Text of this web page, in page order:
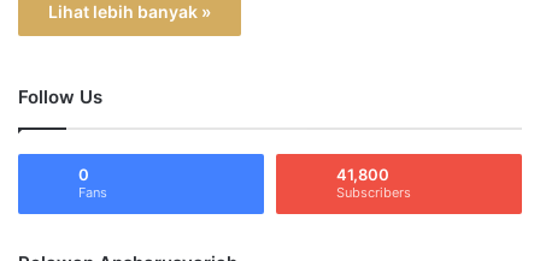
Lihat lebih banyak »
Follow Us
0
Fans
41,800
Subscribers